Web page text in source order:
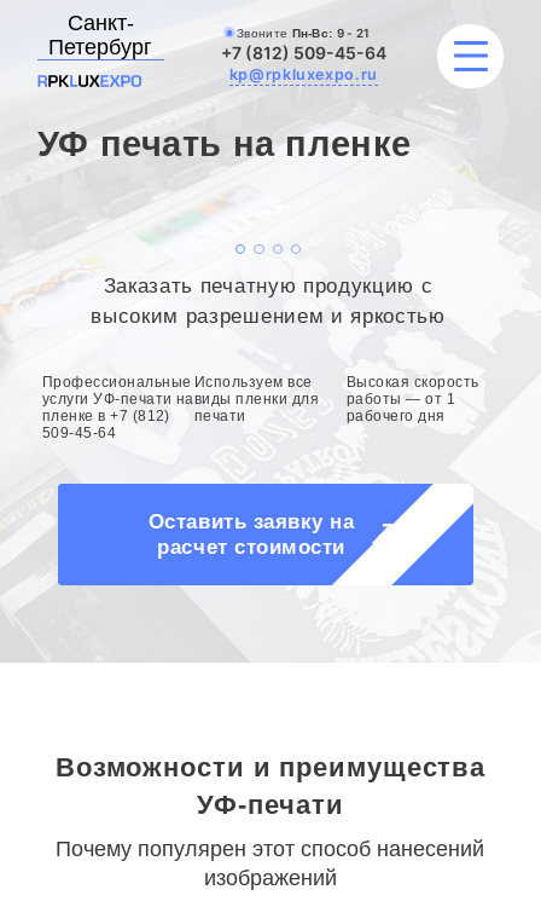
Санкт-
Петербург
Звоните Пн-Вс: 9 - 21
+7 (812) 509-45-64
kp@rpkluxexpo.ru
НАШИ РАБОТЫ
О КОМПАНИИ
УФ печать на пленке
Заказать печатную продукцию с
высоким разрешением и яркостью
Профессиональные
услуги УФ-печати на
пленке в +7 (812)
509-45-64
Используем все
виды пленки для
печати
Высокая скорость
работы — от 1
рабочего дня
Оставить заявку на
расчет стоимости
Возможности и преимущества
УФ-печати
Почему популярен этот способ нанесений
изображений